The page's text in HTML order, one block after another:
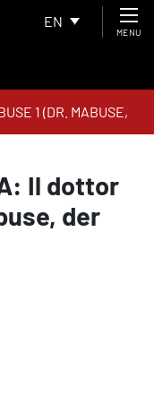
EN
MENU
1 (DR. MABUSE,
Il dottor
der